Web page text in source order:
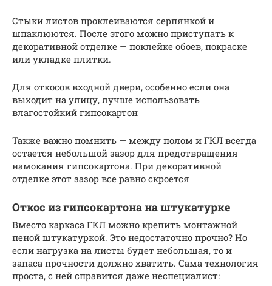
Стыки листов проклеиваются серпянкой и
шпаклюются. После этого можно приступать к
декоративной отделке — поклейке обоев, покраске
или укладке плитки.
Для откосов входной двери, особенно если она
выходит на улицу, лучше использовать
влагостойкий гипсокартон
Также важно помнить — между полом и ГКЛ всегда
остается небольшой зазор для предотвращения
намокания гипсокартона. При декоративной
отделке этот зазор все равно скроется
Откос из гипсокартона на штукатурке
Вместо каркаса ГКЛ можно крепить монтажной
пеной штукатуркой. Это недостаточно прочно? Но
если нагрузка на листы будет небольшая, то и
запаса прочности должно хватить. Сама технология
проста, с ней справится даже неспециалист: